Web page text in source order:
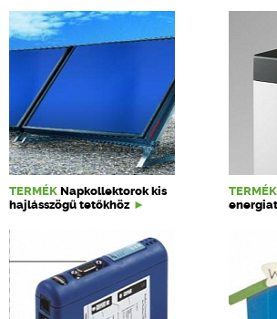
TERMÉK Napkollektorok kis
hajlásszögű tetőkhöz
TERMÉK